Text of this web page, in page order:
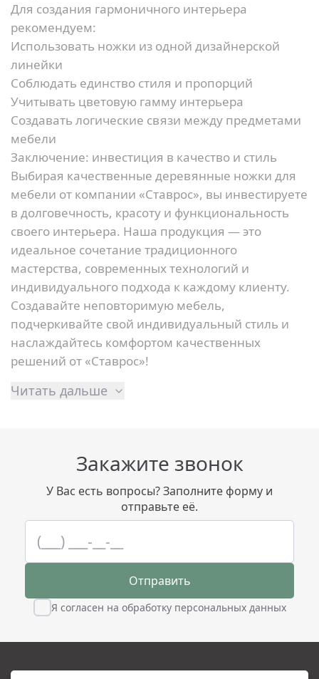
Для создания гармоничного интерьера
рекомендуем:
Использовать ножки из одной дизайнерской
линейки
Соблюдать единство стиля и пропорций
Учитывать цветовую гамму интерьера
Создавать логические связи между предметами
мебели
Заключение: инвестиция в качество и стиль
Выбирая качественные деревянные ножки для
мебели от компании «Ставрос», вы инвестируете
в долговечность, красоту и функциональность
своего интерьера. Наша продукция — это
идеальное сочетание традиционного
мастерства, современных технологий и
индивидуального подхода к каждому клиенту.
Создавайте неповторимую мебель,
подчеркивайте свой индивидуальный стиль и
наслаждайтесь комфортом качественных
решений от «Ставрос»!
Читать дальше
Закажите звонок
У Вас есть вопросы? Заполните форму и
отправьте её.
Отправить
Я согласен на обработку персональных данных